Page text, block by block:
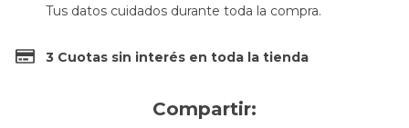
Tus datos cuidados durante toda la compra.
3 Cuotas sin interés en toda la tienda
Compartir: